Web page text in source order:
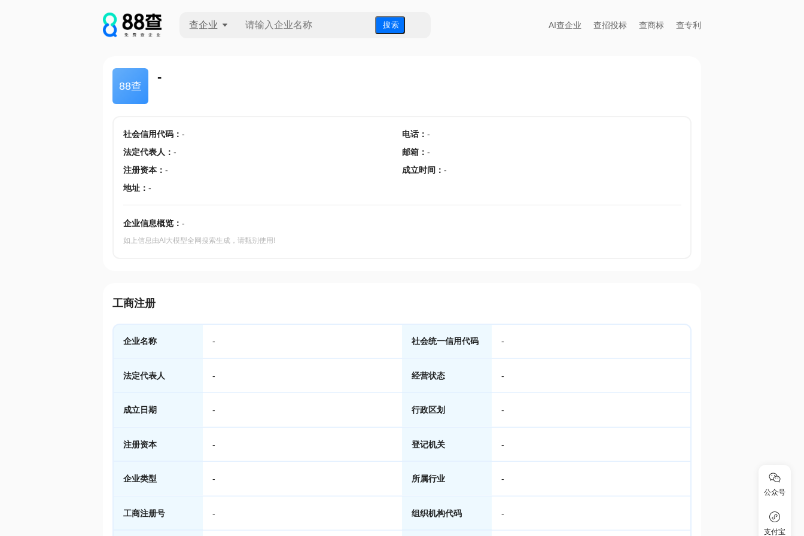
查企业 搜 索 AI查企业 查招投标 查商标 查专利
88查
-
社会信用代码： - 电话： -
法定代表人 ： - 邮箱 ： -
注册资本： - 成立时间 ： -
地址： -
企业信息概览： -
如上信息由AI大模型全网搜索生成，请甄别使用!
工商注册
企业名称 - 社会统一信用代码 -
法定代表人 - 经营状态 -
成立日期 - 行政区划 -
注册资本 - 登记机关 -
企业类型 - 所属行业 -
工商注册号 - 组织机构代码 -
公众号
支付宝